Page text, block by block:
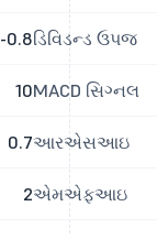
-0.8
10
0.7
2
ડિવિડન્ડ ઉપજ
MACD સિગ્નલ
આરએસઆઇ
એમએફઆઇ